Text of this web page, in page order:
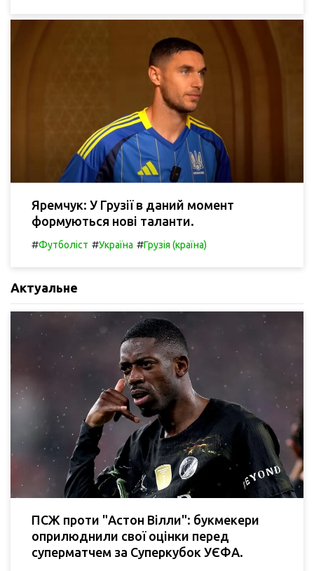
Яремчук: У Грузії в даний момент
формуються нові таланти.
#Футболіст #Україна #Грузія (країна)
Актуальне
ПСЖ проти "Астон Вілли": букмекери
оприлюднили свої оцінки перед
суперматчем за Суперкубок УЄФА.